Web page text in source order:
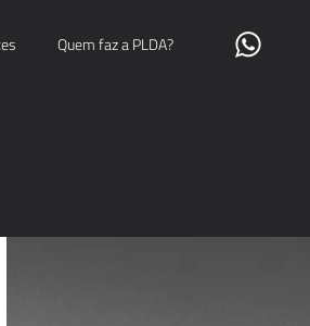
Quem faz a PLDA?